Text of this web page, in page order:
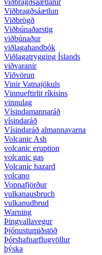
viðbragðsáætlanir
Viðbragðsáætlun
Viðbrögð
Viðbúnaðarstig
viðbúnaður
viðlagahandbók
Viðlagatrygging Íslands
viðvaranir
Viðvörun
Vinir Vatnajökuls
Vinnueftirlit ríkisins
vinnulag
Vísindamannaráð
vísindaráð
Vísindaráð almannavarna
Volcanic Ash
volcanic eruption
volcanic gas
Volcanic hazard
volcano
Vopnafjörður
vulkanausbruch
vulkanudbrud
Warning
Þingvallavegur
Þjónustumiðstöð
Þórshafnarflugvöllur
þýska